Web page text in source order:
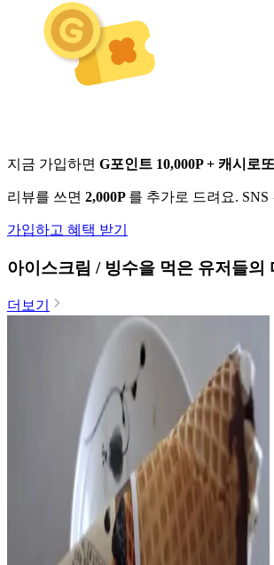
지금 가입하면 G포인트 10,000P + 캐시로
리뷰를 쓰면 2,000P 를 추가로 드려요.
가입하고 혜택 받기
아이스크림 / 빙수을 먹은 유저들의
더보기